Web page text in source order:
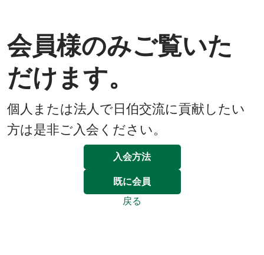
会員様のみご覧いた
だけます。
個人または法人で日伯交流に貢献したい
方は是非ご入会ください。
入会方法
既に会員
戻る